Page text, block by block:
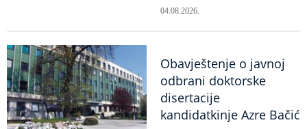
04.08.2026.
Obavještenje o javnoj
odbrani doktorske
disertacije
kandidatkinje Azre Bačić